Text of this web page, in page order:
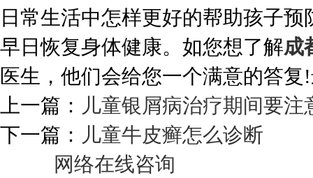
日常生活中怎样更好的帮助孩子
早日恢复身体健康。如您想了解成
医生，他们会给您一个满意的答
上一篇： 儿童银屑病治疗期间要注
下一篇： 儿童牛皮癣怎么诊断
网络在线咨询